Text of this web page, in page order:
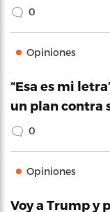
0
Opiniones
“Esa es mi
un plan contra
0
Opiniones
Voy a Trump y